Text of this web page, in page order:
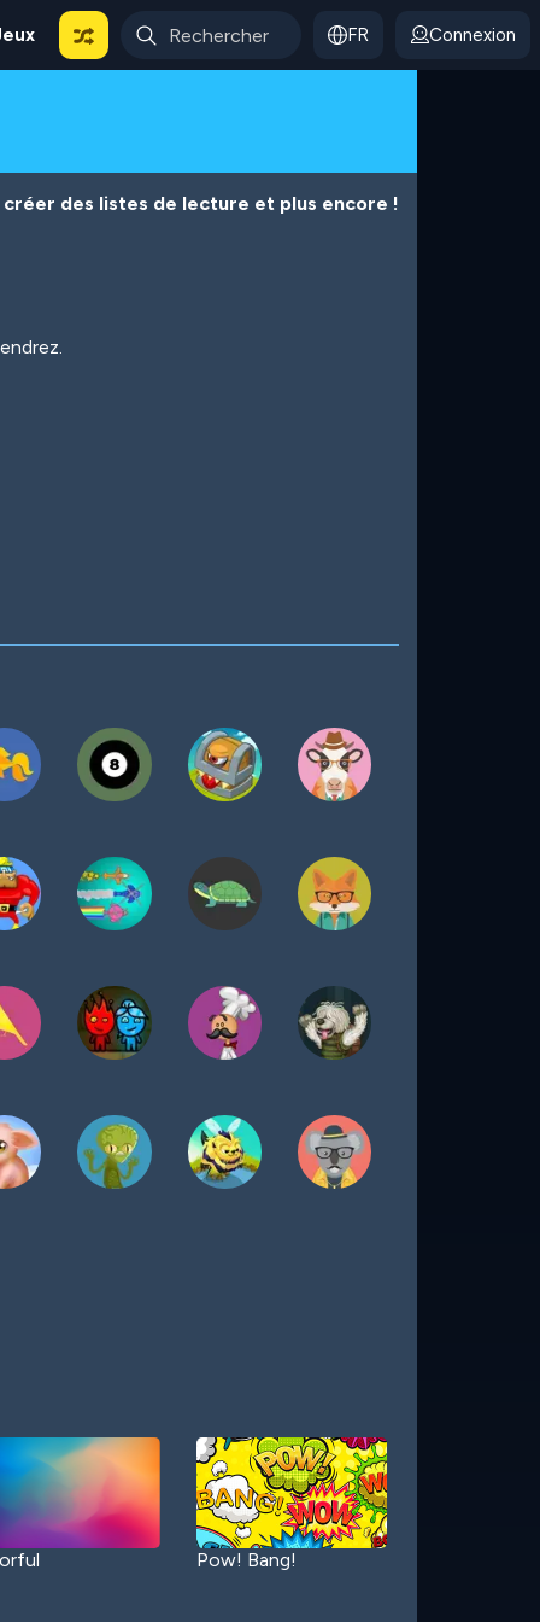
FR Connexion
des listes de lecture et plus encore !
Pow! Bang!